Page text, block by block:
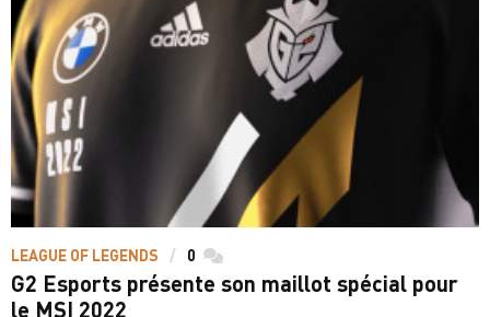
LEAGUE OF LEGENDS 0 commentaires
G2 Esports présente son maillot spécial pour
le MSI 2022